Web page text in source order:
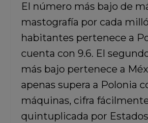
El número más bajo de
mastografía por cada
habitantes pertenece a
cuenta con 9.6. El
más bajo pertenece a
apenas supera a Polonia
máquinas, cifra
quintuplicada por Estados